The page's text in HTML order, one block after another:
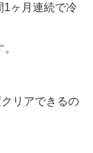
1ヶ月連続で冷
リアできるの